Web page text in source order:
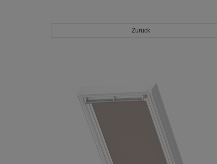
Zurück